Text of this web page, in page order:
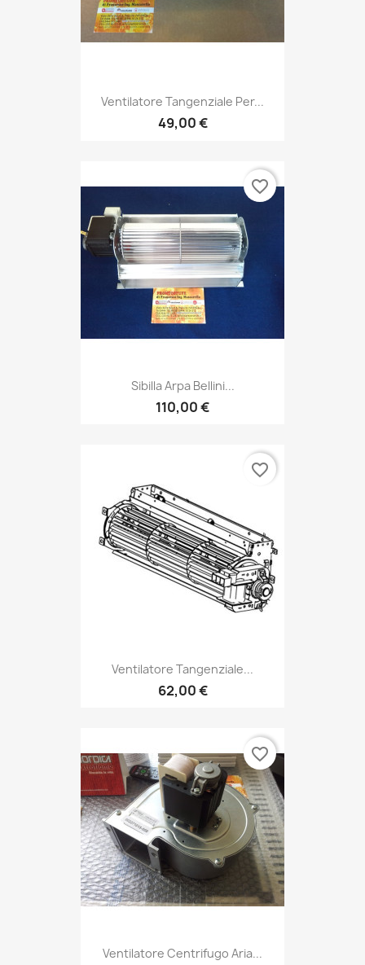
Ventilatore Tangenziale Per...
49,00 €
Sibilla Arpa Bellini...
110,00 €
favorite_border
Ventilatore Tangenziale...
62,00 €
favorite_border
Ventilatore Centrifugo Aria...
favorite_border